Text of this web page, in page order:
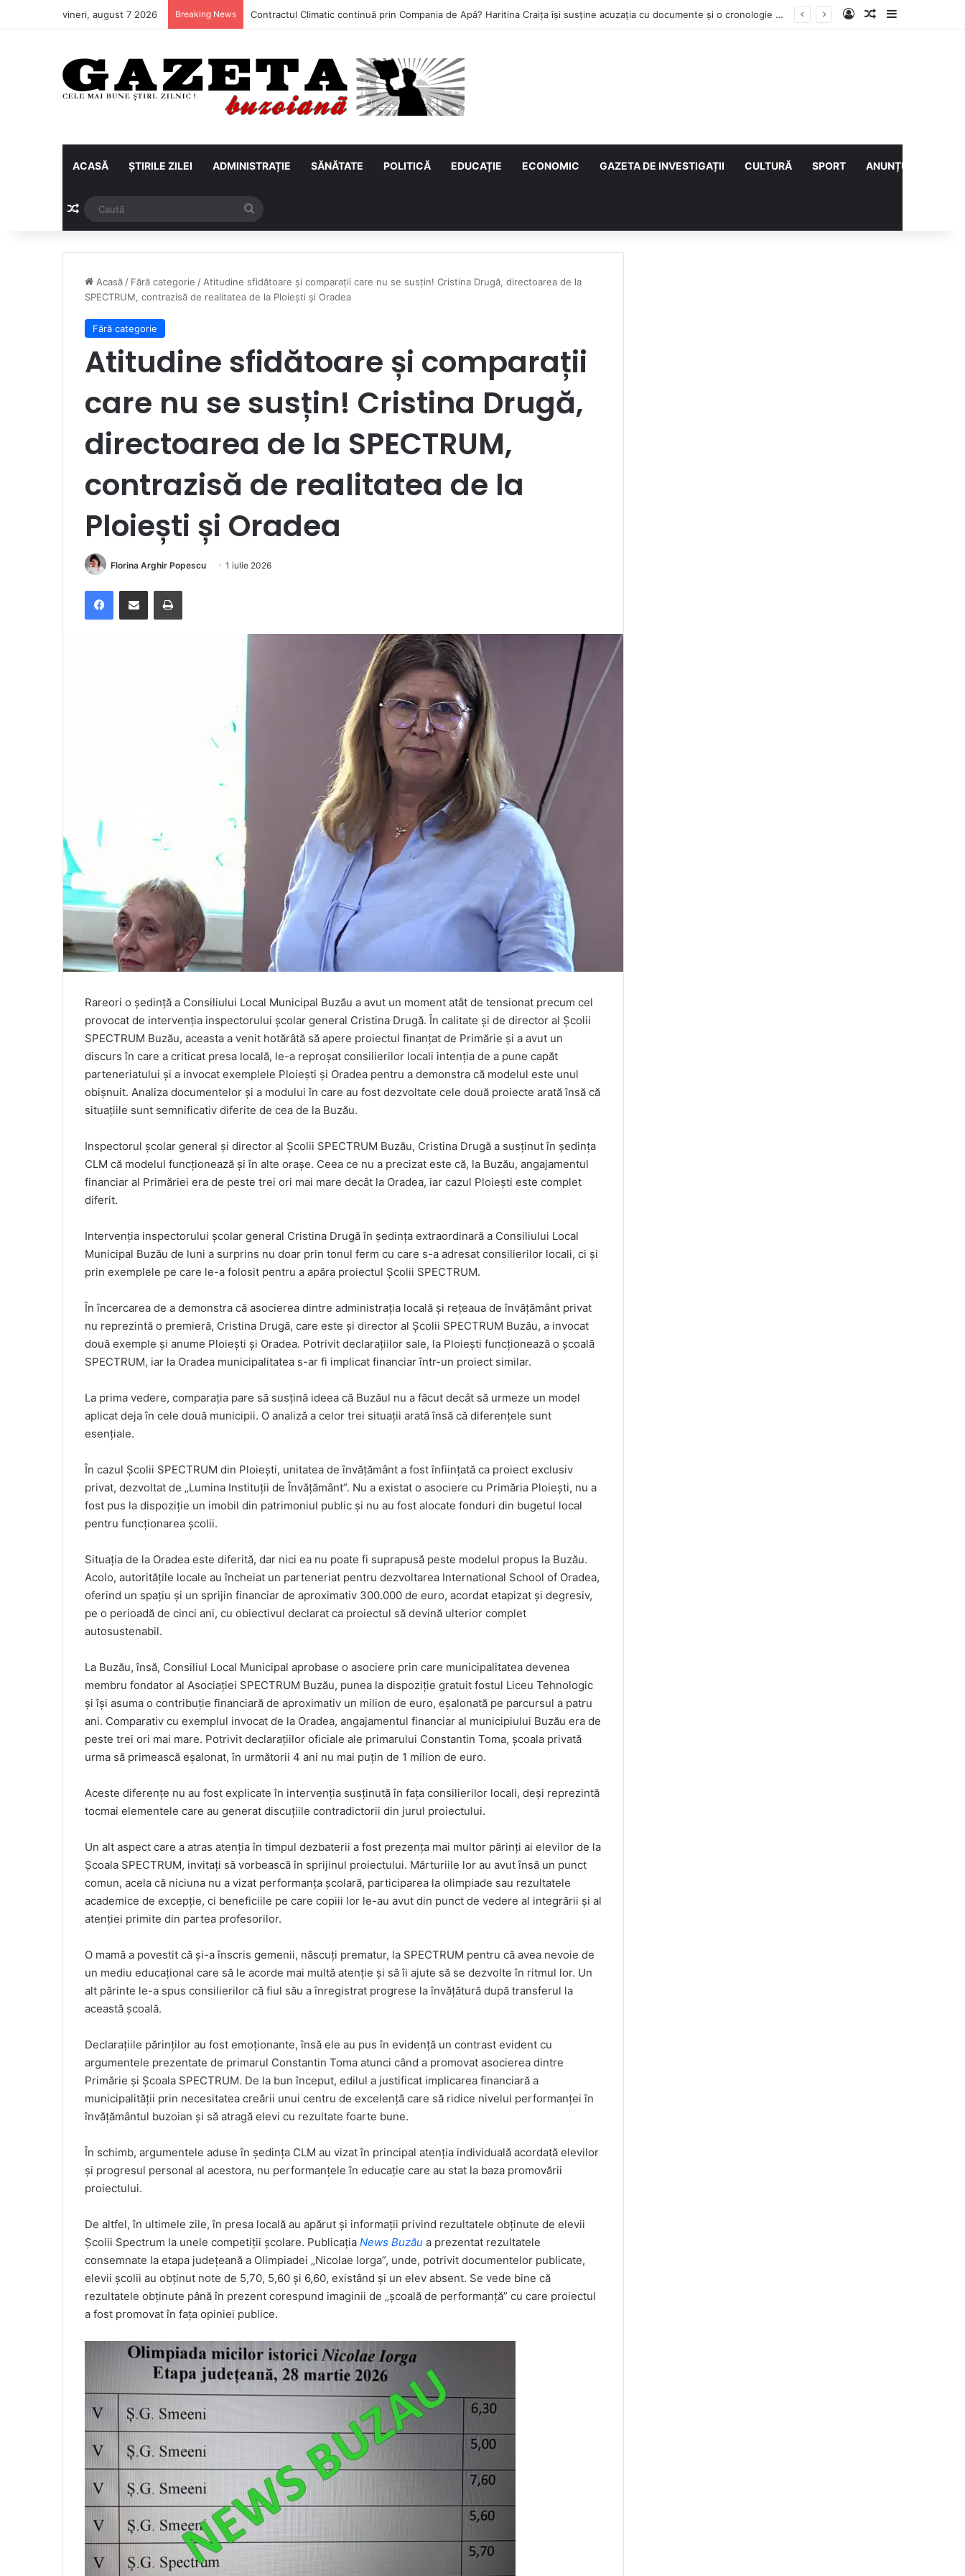
vineri, august 7 2026 Breaking News Contractul Climatic continuă prin Compania de Apă? Haritina Craița își susține acuzația cu documente și o cronologie a deciziilor Log InArticol aleatoriu
Sidebar
ACASĂ ȘTIRILE ZILEI ADMINISTRAȚIE SĂNĂTATE POLITICĂ EDUCAȚIE ECONOMIC GAZETA DE INVESTIGAȚII CULTURĂ SPORT ANUNȚURI
Articol aleatoriu
Acasă / Fără categorie / Atitudine sfidătoare și comparații care nu se susțin! Cristina Drugă, directoarea de la
SPECTRUM, contrazisă de realitatea de la Ploiești și Oradea
Fără categorie
Atitudine sfidătoare și comparații
care nu se susțin! Cristina Drugă,
directoarea de la SPECTRUM,
contrazisă de realitatea de la
Ploiești și Oradea
Florina Arghir Popescu 1 iulie 2026
FacebookDistribuie prin e-mail Imprimare
Rareori o ședință a Consiliului Local Municipal Buzău a avut un moment atât de tensionat precum cel
provocat de intervenția inspectorului școlar general Cristina Drugă. În calitate și de director al Școlii
SPECTRUM Buzău, aceasta a venit hotărâtă să apere proiectul finanțat de Primărie și a avut un
discurs în care a criticat presa locală, le-a reproșat consilierilor locali intenția de a pune capăt
parteneriatului și a invocat exemplele Ploiești și Oradea pentru a demonstra că modelul este unul
obișnuit. Analiza documentelor și a modului în care au fost dezvoltate cele două proiecte arată însă că
situațiile sunt semnificativ diferite de cea de la Buzău.
Inspectorul școlar general și director al Școlii SPECTRUM Buzău, Cristina Drugă a susținut în ședința
CLM că modelul funcționează și în alte orașe. Ceea ce nu a precizat este că, la Buzău, angajamentul
financiar al Primăriei era de peste trei ori mai mare decât la Oradea, iar cazul Ploiești este complet
diferit.
Intervenția inspectorului școlar general Cristina Drugă în ședința extraordinară a Consiliului Local
Municipal Buzău de luni a surprins nu doar prin tonul ferm cu care s-a adresat consilierilor locali, ci și
prin exemplele pe care le-a folosit pentru a apăra proiectul Școlii SPECTRUM.
În încercarea de a demonstra că asocierea dintre administrația locală și rețeaua de învățământ privat
nu reprezintă o premieră, Cristina Drugă, care este și director al Școlii SPECTRUM Buzău, a invocat
două exemple și anume Ploiești și Oradea. Potrivit declarațiilor sale, la Ploiești funcționează o școală
SPECTRUM, iar la Oradea municipalitatea s-ar fi implicat financiar într-un proiect similar.
La prima vedere, comparația pare să susțină ideea că Buzăul nu a făcut decât să urmeze un model
aplicat deja în cele două municipii. O analiză a celor trei situații arată însă că diferențele sunt
esențiale.
În cazul Școlii SPECTRUM din Ploiești, unitatea de învățământ a fost înființată ca proiect exclusiv
privat, dezvoltat de „Lumina Instituții de Învățământ”. Nu a existat o asociere cu Primăria Ploiești, nu a
fost pus la dispoziție un imobil din patrimoniul public și nu au fost alocate fonduri din bugetul local
pentru funcționarea școlii.
Situația de la Oradea este diferită, dar nici ea nu poate fi suprapusă peste modelul propus la Buzău.
Acolo, autoritățile locale au încheiat un parteneriat pentru dezvoltarea International School of Oradea,
oferind un spațiu și un sprijin financiar de aproximativ 300.000 de euro, acordat etapizat și degresiv,
pe o perioadă de cinci ani, cu obiectivul declarat ca proiectul să devină ulterior complet
autosustenabil.
La Buzău, însă, Consiliul Local Municipal aprobase o asociere prin care municipalitatea devenea
membru fondator al Asociației SPECTRUM Buzău, punea la dispoziție gratuit fostul Liceu Tehnologic
și își asuma o contribuție financiară de aproximativ un milion de euro, eșalonată pe parcursul a patru
ani. Comparativ cu exemplul invocat de la Oradea, angajamentul financiar al municipiului Buzău era de
peste trei ori mai mare. Potrivit declarațiilor oficiale ale primarului Constantin Toma, școala privată
urma să primească eșalonat, în următorii 4 ani nu mai puțin de 1 milion de euro.
Aceste diferențe nu au fost explicate în intervenția susținută în fața consilierilor locali, deși reprezintă
tocmai elementele care au generat discuțiile contradictorii din jurul proiectului.
Un alt aspect care a atras atenția în timpul dezbaterii a fost prezența mai multor părinți ai elevilor de la
Școala SPECTRUM, invitați să vorbească în sprijinul proiectului. Mărturiile lor au avut însă un punct
comun, acela că niciuna nu a vizat performanța școlară, participarea la olimpiade sau rezultatele
academice de excepție, ci beneficiile pe care copiii lor le-au avut din punct de vedere al integrării și al
atenției primite din partea profesorilor.
O mamă a povestit că și-a înscris gemenii, născuți prematur, la SPECTRUM pentru că avea nevoie de
un mediu educațional care să le acorde mai multă atenție și să îi ajute să se dezvolte în ritmul lor. Un
alt părinte le-a spus consilierilor că fiul său a înregistrat progrese la învățătură după transferul la
această școală.
Declarațiile părinților au fost emoționante, însă ele au pus în evidență un contrast evident cu
argumentele prezentate de primarul Constantin Toma atunci când a promovat asocierea dintre
Primărie și Școala SPECTRUM. De la bun început, edilul a justificat implicarea financiară a
municipalității prin necesitatea creării unui centru de excelență care să ridice nivelul performanței în
învățământul buzoian și să atragă elevi cu rezultate foarte bune.
În schimb, argumentele aduse în ședința CLM au vizat în principal atenția individuală acordată elevilor
și progresul personal al acestora, nu performanțele în educație care au stat la baza promovării
proiectului.
De altfel, în ultimele zile, în presa locală au apărut și informații privind rezultatele obținute de elevii
Școlii Spectrum la unele competiții școlare. Publicația News Buzău a prezentat rezultatele
consemnate la etapa județeană a Olimpiadei „Nicolae Iorga”, unde, potrivit documentelor publicate,
elevii școlii au obținut note de 5,70, 5,60 și 6,60, existând și un elev absent. Se vede bine că
rezultatele obținute până în prezent corespund imaginii de „școală de performanță” cu care proiectul
a fost promovat în fața opiniei publice.